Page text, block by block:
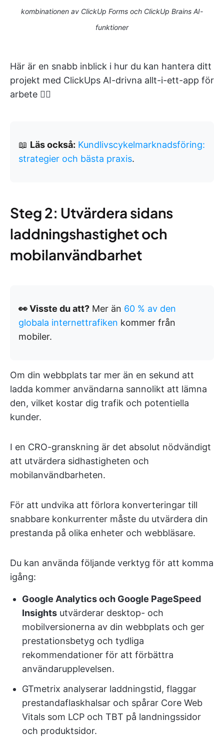
kombinationen av ClickUp Forms och ClickUp Brains AI-
funktioner
Här är en snabb inblick i hur du kan hantera ditt
projekt med ClickUps AI-drivna allt-i-ett-app för
arbete 👇🏻
📖 Läs också: Kundlivscykelmarknadsföring:
strategier och bästa praxis.
Steg 2: Utvärdera sidans
laddningshastighet och
mobilanvändbarhet
👀 Visste du att? Mer än 60 % av den
globala internettrafiken kommer från
mobiler.
Om din webbplats tar mer än en sekund att
ladda kommer användarna sannolikt att lämna
den, vilket kostar dig trafik och potentiella
kunder.
I en CRO-granskning är det absolut nödvändigt
att utvärdera sidhastigheten och
mobilanvändbarheten.
För att undvika att förlora konverteringar till
snabbare konkurrenter måste du utvärdera din
prestanda på olika enheter och webbläsare.
Du kan använda följande verktyg för att komma
igång:
Google Analytics och Google PageSpeed
Insights utvärderar desktop- och
mobilversionerna av din webbplats och ger
prestationsbetyg och tydliga
rekommendationer för att förbättra
användarupplevelsen.
GTmetrix analyserar laddningstid, flaggar
prestandaflaskhalsar och spårar Core Web
Vitals som LCP och TBT på landningssidor
och produktsidor.